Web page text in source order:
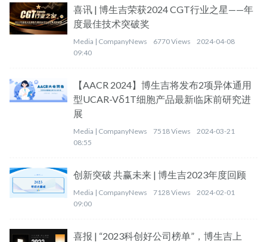
喜讯 | 博生吉荣获2024 CGT行业之星——年
度最佳技术突破奖
Media | CompanyNews 6770 Views
2024-04-08
09:40
【AACR 2024】博生吉将发布2项异体通用
型UCAR-Vδ1T细胞产品最新临床前研究进
展
Media | CompanyNews 7518 Views
2024-03-21
08:55
创新突破 共赢未来 | 博生吉2023年度回顾
Media | CompanyNews 7128 Views
2024-02-01
09:00
喜报 | “2023科创好公司榜单”，博生吉上